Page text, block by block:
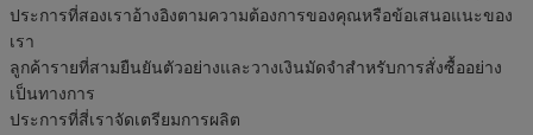
ประการที่สองเราอ้างอิงตามความต้องการของคุณหรือข้อเสนอแนะของ
เรา
ลูกค้ารายที่สามยืนยันตัวอย่างและวางเงินมัดจำสำหรับการสั่งซื้ออย่าง
เป็นทางการ
ประการที่สี่เราจัดเตรียมการผลิต